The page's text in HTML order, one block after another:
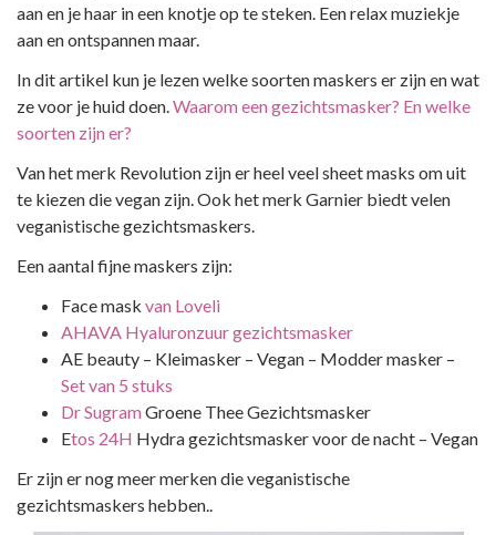
aan en je haar in een knotje op te steken. Een relax muziekje
aan en ontspannen maar.
In dit artikel kun je lezen welke soorten maskers er zijn en wat
ze voor je huid doen. Waarom een gezichtsmasker? En welke
soorten zijn er?
Van het merk Revolution zijn er heel veel sheet masks om uit
te kiezen die vegan zijn. Ook het merk Garnier biedt velen
veganistische gezichtsmaskers.
Een aantal fijne maskers zijn:
Face mask van Loveli
AHAVA Hyaluronzuur gezichtsmasker
AE beauty – Kleimasker – Vegan – Modder masker –
Set van 5 stuks
Dr SugramGroene Thee Gezichtsmasker
Etos 24H Hydra gezichtsmasker voor de nacht – Vegan
Er zijn er nog meer merken die veganistische
gezichtsmaskers hebben..